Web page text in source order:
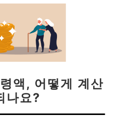
액, 어떻게 계산
나요?